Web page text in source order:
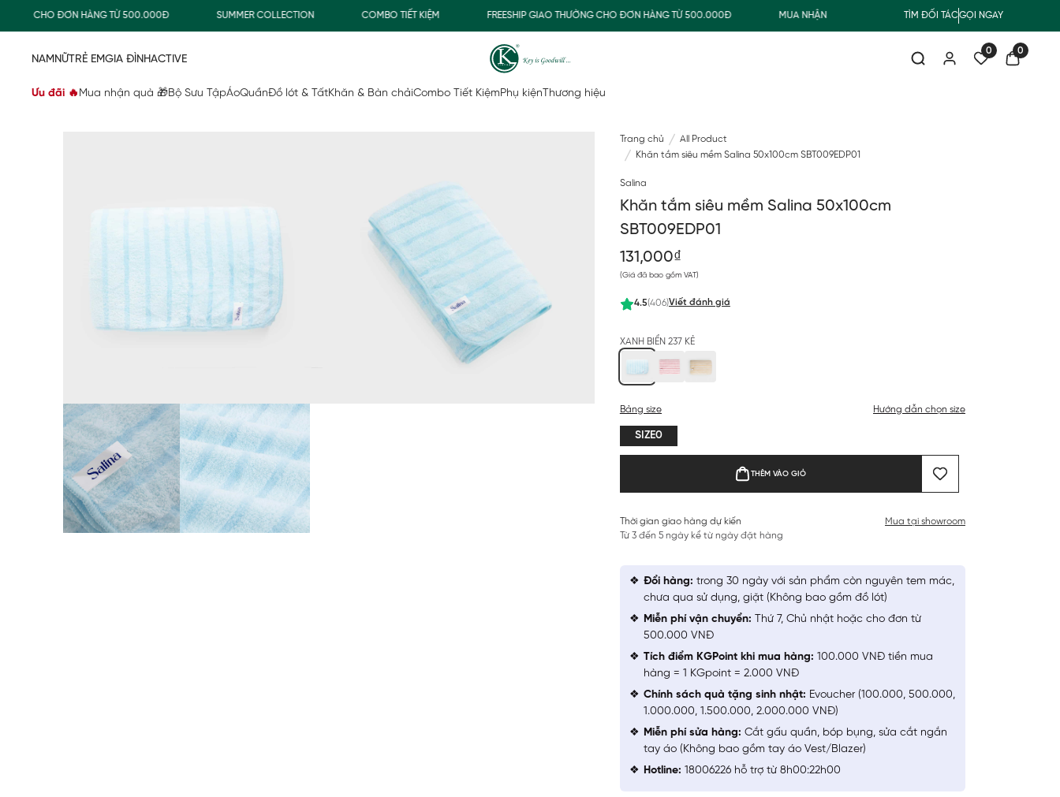
CHO ĐƠN HÀNG TỪ 500.000Đ SUMMER COLLECTION COMBO TIẾT KIỆM FREESHIP GIAO THƯỜNG CHO ĐƠN HÀNG TỪ 500.000Đ MUA NHẬN QUÀ FREESHIP GIAO THƯỜNG CHO ĐƠN
TÌM ĐỐI TÁCGỌI NGAY
0 0
NAMNỮTRẺ EMGIA ĐÌNHACTIVE
Ưu đãi 🔥 Mua nhận quà 🎁Bộ Sưu TậpÁoQuầnĐồ lót & TấtKhăn & Bàn chảiCombo Tiết KiệmPhụ kiện Thương hiệu
Trang chủ
All Product
Khăn tắm siêu mềm Salina 50x100cm SBT009EDP01
Salina
Khăn tắm siêu mềm Salina 50x100cm
SBT009EDP01
131,000₫
(Giá đã bao gồm VAT)
4.5(406)Viết đánh giá
XANH BIỂN 237 KẺ
Bảng size Hướng dẫn chọn size
SIZE0
THÊM VÀO GIỎ
Thời gian giao hàng dự kiến
Từ 3 đến 5 ngày kể từ ngày đặt hàng
Mua tại showroom
Đổi hàng: trong 30 ngày với sản phẩm còn nguyên tem mác,
chưa qua sử dụng, giặt (Không bao gồm đồ lót)
Miễn phí vận chuyển: Thứ 7, Chủ nhật hoặc cho đơn từ
500.000 VNĐ
Tích điểm KGPoint khi mua hàng: 100.000 VNĐ tiền mua
hàng = 1 KGpoint = 2.000 VNĐ
Chính sách quà tặng sinh nhật: Evoucher (100.000, 500.000,
1.000.000, 1.500.000, 2.000.000 VNĐ)
Miễn phí sửa hàng: Cắt gấu quần, bóp bụng, sửa cắt ngắn
tay áo (Không bao gồm tay áo Vest/Blazer)
Hotline: 18006226 hỗ trợ từ 8h00:22h00